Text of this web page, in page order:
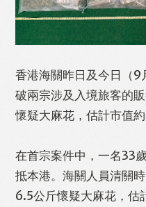
Like
香港海關昨日及今日（
破兩宗涉及入境旅客的
懷疑大麻花，估計市值
在首宗案件中，一名33
抵本港。海關人員清關
6.5公斤懷疑大麻花，估